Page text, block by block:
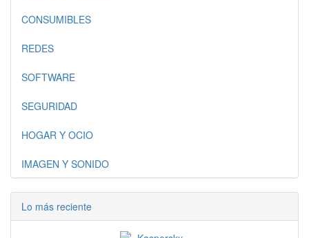
CONSUMIBLES
REDES
SOFTWARE
SEGURIDAD
HOGAR Y OCIO
IMAGEN Y SONIDO
Lo más reciente